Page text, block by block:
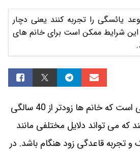
یائسگی را تجربه کنند یعنی دچار
شرایط ممکن است برای خانم های
یائسگی زودرس شرایطی است که خانم ها زودتر از 40 سالگی
که می تواند دلایل مختلفی مانند
تجربه قاعدگی زود هنگام باشد. در